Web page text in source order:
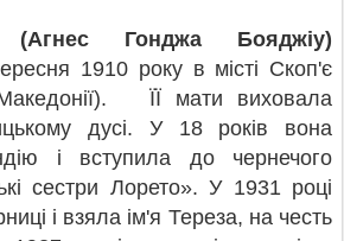
Гонджа Бояджіу)
1910 року в місті Скоп'є
ЇЇ мати виховала
дусі. У 18 років вона
і вступила до чернечого
сестри Лорето». У 1931 році
і взяла ім'я Тереза, на честь